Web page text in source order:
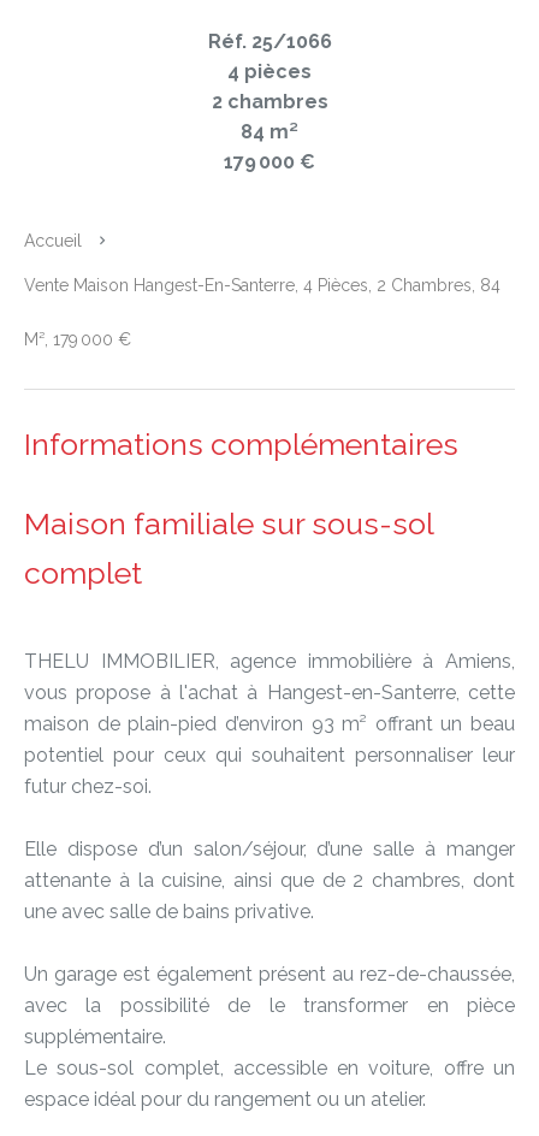
Réf. 25/1066
4 pièces
2 chambres
84 m²
179 000 €
Accueil
Vente Maison Hangest-En-Santerre, 4 Pièces, 2 Chambres, 84
M², 179 000 €
Informations complémentaires
Maison familiale sur sous-sol
complet
THELU IMMOBILIER, agence immobilière à Amiens,
vous propose à l'achat à Hangest-en-Santerre, cette
maison de plain-pied d’environ 93 m² offrant un beau
potentiel pour ceux qui souhaitent personnaliser leur
futur chez-soi.
Elle dispose d’un salon/séjour, d’une salle à manger
attenante à la cuisine, ainsi que de 2 chambres, dont
une avec salle de bains privative.
Un garage est également présent au rez-de-chaussée,
avec la possibilité de le transformer en pièce
supplémentaire.
Le sous-sol complet, accessible en voiture, offre un
espace idéal pour du rangement ou un atelier.